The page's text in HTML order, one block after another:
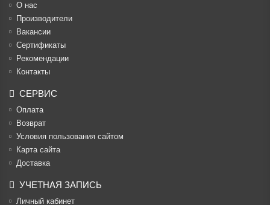
О нас
Производители
Вакансии
Cертификаты
Рекомендации
Контакты
СЕРВИС
Оплата
Возврат
Условия пользования сайтом
Карта сайта
Доставка
УЧЕТНАЯ ЗАПИСЬ
Личный кабинет